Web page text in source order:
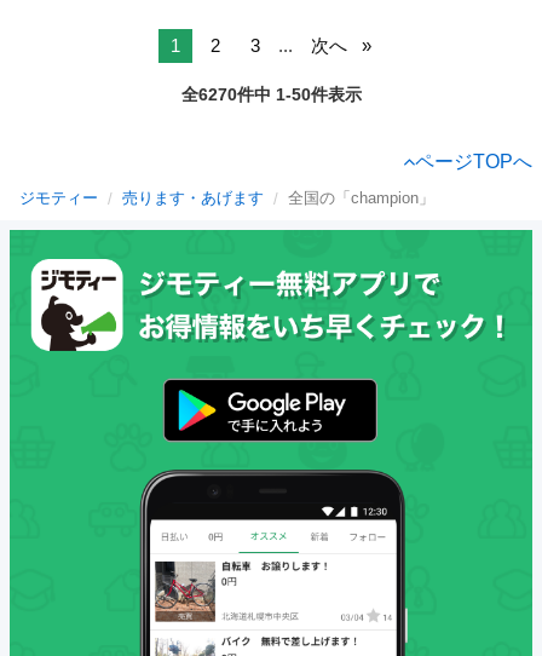
1 2 3 ... 次へ
全6270件中 1-50件表示
ページTOPへ
ジモティー 売ります・あげます 全国の「champion」